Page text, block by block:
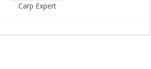
Carp Expert